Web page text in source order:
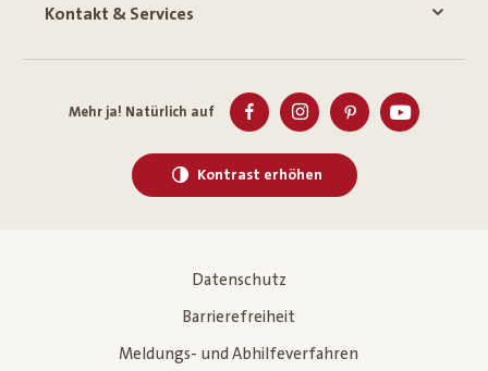
Kontakt & Services
Mehr ja! Natürlich auf
Kontrast erhöhen
Datenschutz
Barrierefreiheit
Meldungs- und Abhilfeverfahren